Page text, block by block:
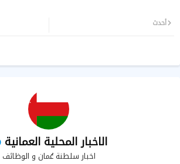
ب
أحدث
الاخبار المحلية العمانية
اخبار سلطنة عُمان و الوظائف